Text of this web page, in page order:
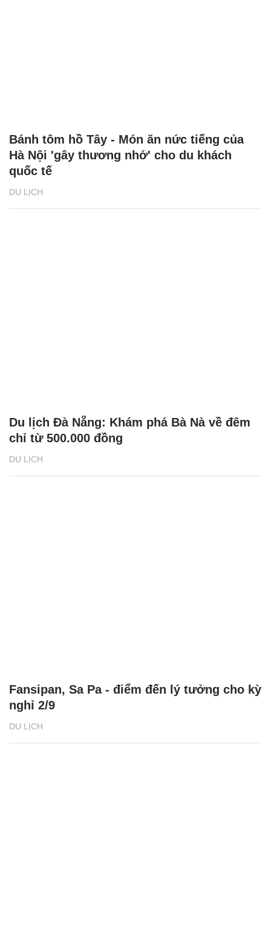
DU LỊCH
Bánh tôm hồ Tây - Món ăn nức tiếng của
Hà Nội 'gây thương nhớ' cho du khách
quốc tế
DU LỊCH
Du lịch Đà Nẵng: Khám phá Bà Nà về đêm
chỉ từ 500.000 đồng
DU LỊCH
Fansipan, Sa Pa - điểm đến lý tưởng cho kỳ
nghỉ 2/9